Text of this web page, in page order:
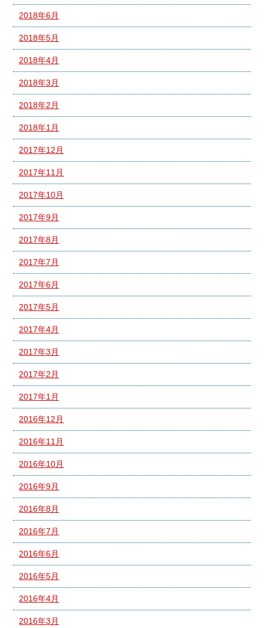
2018年6月
2018年5月
2018年4月
2018年3月
2018年2月
2018年1月
2017年12月
2017年11月
2017年10月
2017年9月
2017年8月
2017年7月
2017年6月
2017年5月
2017年4月
2017年3月
2017年2月
2017年1月
2016年12月
2016年11月
2016年10月
2016年9月
2016年8月
2016年7月
2016年6月
2016年5月
2016年4月
2016年3月